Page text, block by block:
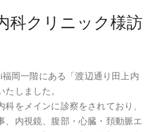
科クリニック様訪
岡一階にある「渡辺通り田上内
しました。
をメインに診察をされており、
、内視鏡、腹部・心臓・頚動脈エ